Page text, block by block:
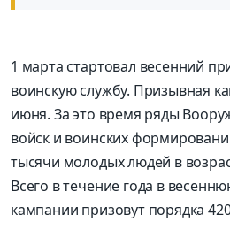
1 марта стартовал весенний
воинскую службу. Призывная
июня. За это время ряды
войск и воинских
тысячи молодых людей в
Всего в течение года в
кампании призовут порядка